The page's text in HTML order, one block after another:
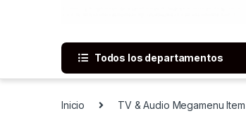
Todos los departamentos
Inicio TV & Audio Megamenu Item